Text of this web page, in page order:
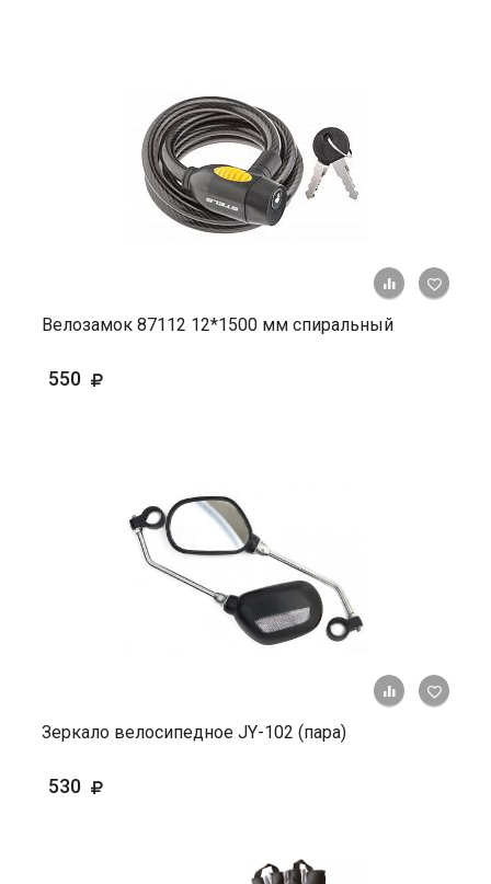
+ К
Велозамок 87112 12*1500 мм спиральный
550
+ К
Зеркало велосипедное JY-102 (пара)
530